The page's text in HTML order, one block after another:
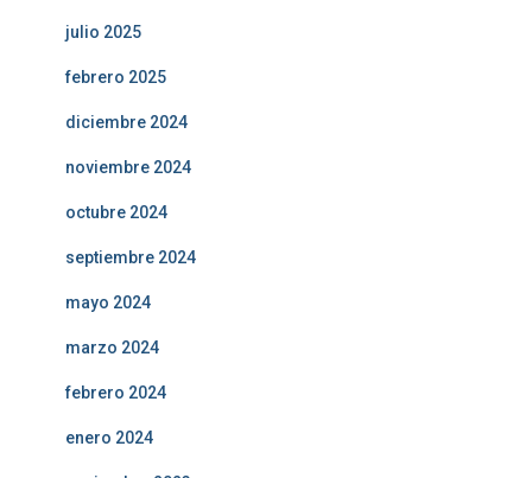
julio 2025
febrero 2025
diciembre 2024
noviembre 2024
octubre 2024
septiembre 2024
mayo 2024
marzo 2024
febrero 2024
enero 2024